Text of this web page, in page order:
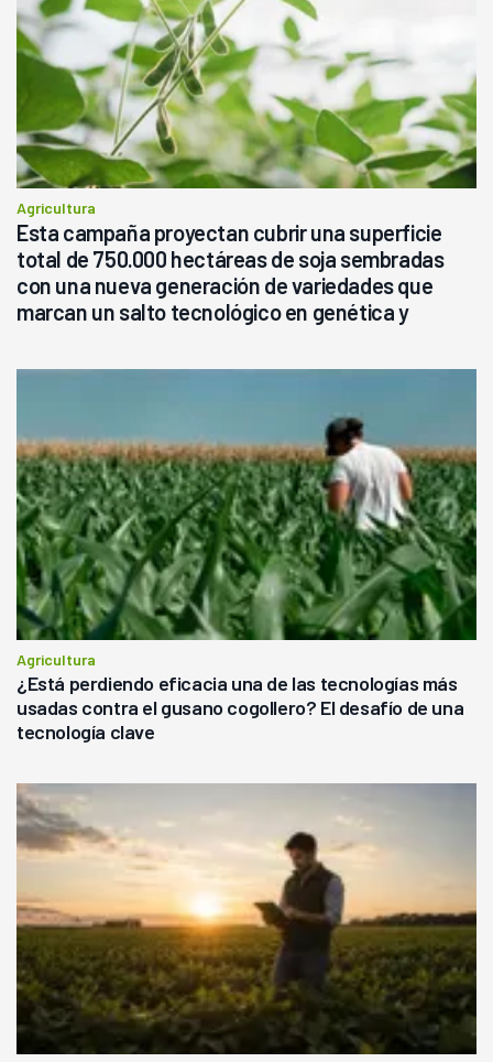
Agricultura
Esta campaña proyectan cubrir una superficie
total de 750.000 hectáreas de soja sembradas
con una nueva generación de variedades que
marcan un salto tecnológico en genética y
Agricultura
¿Está perdiendo eficacia una de las tecnologías más
usadas contra el gusano cogollero? El desafío de una
tecnología clave